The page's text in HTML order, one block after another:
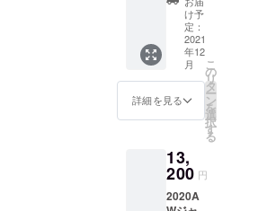
2022年
1月上
旬〜
2022年
1月中旬
予定。
【Fサイ
60cm
【品質
表示】
・綿
回しの
効く商
品で
す。 ボ
タンに
は高級
感のあ
ン（貝
ボタ
を使
ね備
え、カ
ジュア
ルとビ
ジネス
どちら
にも使
仕事後
のライ
ブなど
も楽し
（2021
年）限
定コラ
ボアイ
テム。
WATER
FALL限
定コラ
ボス
ト。
ジャズ
写真
家・内
け予
定：
2021
年12
月
詳細を見る
こ
の
リ
タ
ー
ン
を
選
択
す
る
13,
200 円
2020A